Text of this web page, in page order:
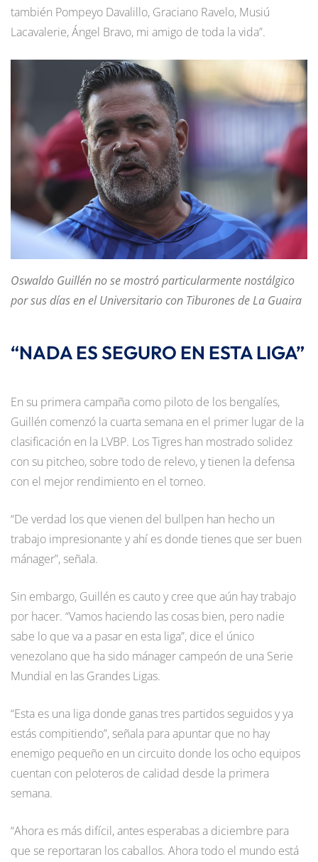
también Pompeyo Davalillo, Graciano Ravelo, Musiú
Lacavalerie, Ángel Bravo, mi amigo de toda la vida”.
Oswaldo Guillén no se mostró particularmente nostálgico
por sus días en el Universitario con Tiburones de La Guaira
“NADA ES SEGURO EN ESTA LIGA”
En su primera campaña como piloto de los bengalíes,
Guillén comenzó la cuarta semana en el primer lugar de la
clasificación en la LVBP. Los Tigres han mostrado solidez
con su pitcheo, sobre todo de relevo, y tienen la defensa
con el mejor rendimiento en el torneo.
“De verdad los que vienen del bullpen han hecho un
trabajo impresionante y ahí es donde tienes que ser buen
mánager”, señala.
Sin embargo, Guillén es cauto y cree que aún hay trabajo
por hacer. “Vamos haciendo las cosas bien, pero nadie
sabe lo que va a pasar en esta liga”, dice el único
venezolano que ha sido mánager campeón de una Serie
Mundial en las Grandes Ligas.
“Esta es una liga donde ganas tres partidos seguidos y ya
estás compitiendo”, señala para apuntar que no hay
enemigo pequeño en un circuito donde los ocho equipos
cuentan con peloteros de calidad desde la primera
semana.
“Ahora es más difícil, antes esperabas a diciembre para
que se reportaran los caballos. Ahora todo el mundo está